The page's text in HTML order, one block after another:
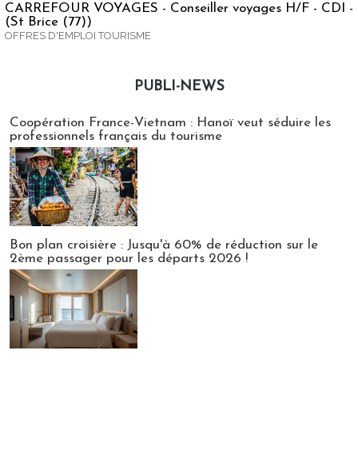
CARREFOUR VOYAGES - Conseiller voyages H/F - CDI -
(St Brice (77))
OFFRES D'EMPLOI TOURISME
PUBLI-NEWS
Coopération France-Vietnam : Hanoï veut séduire les
professionnels français du tourisme
Bon plan croisière : Jusqu'à 60% de réduction sur le
2ème passager pour les départs 2026 !